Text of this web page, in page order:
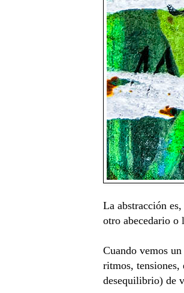
La abstracción
otro abecedario o
Cuando vemos
ritmos, tensiones,
desequilibrio) de